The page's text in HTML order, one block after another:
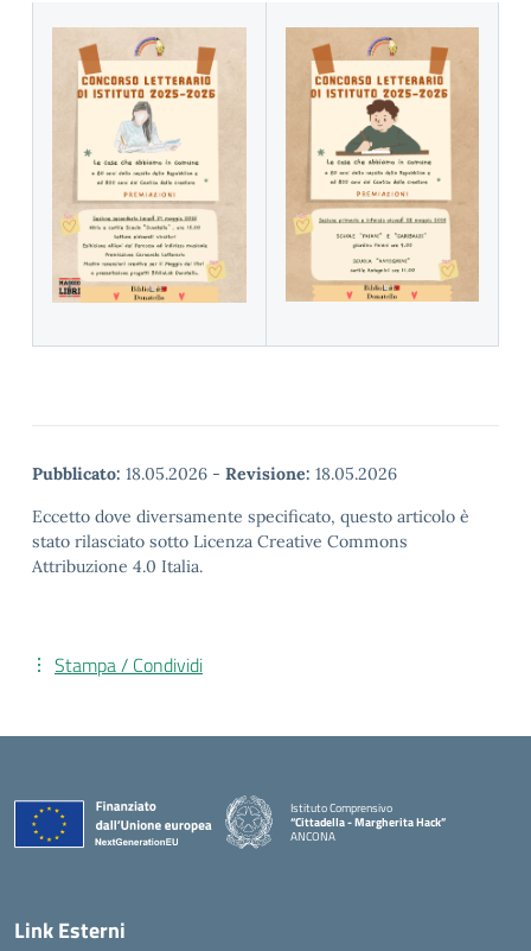
Pubblicato: 18.05.2026 - Revisione: 18.05.2026
Eccetto dove diversamente specificato, questo articolo è
stato rilasciato sotto Licenza Creative Commons
Attribuzione 4.0 Italia.
Stampa / Condividi
Istituto Comprensivo
“Cittadella - Margherita Hack”
ANCONA
Link Esterni